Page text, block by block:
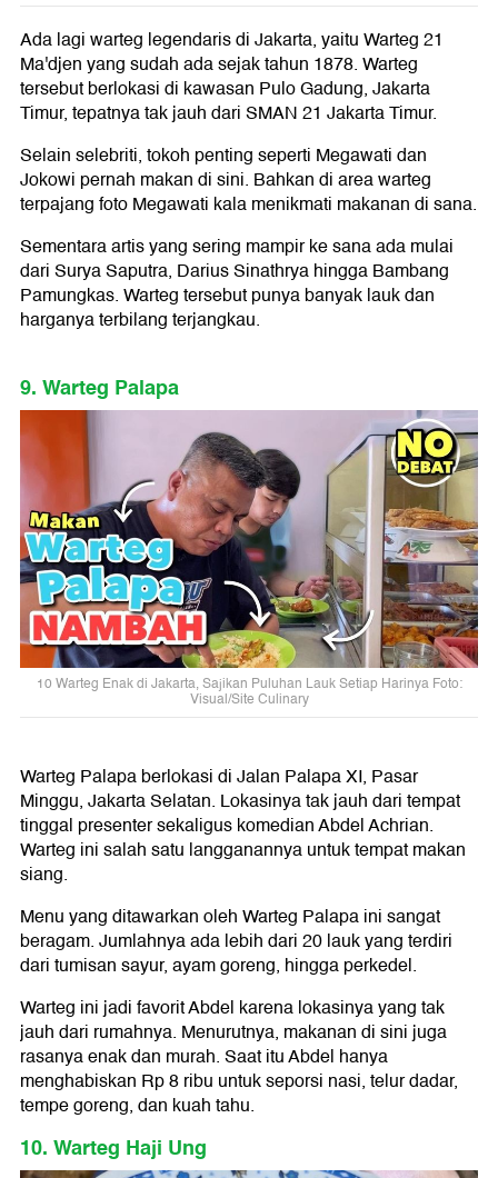
Ada lagi warteg legendaris di Jakarta, yaitu Warteg 21
Ma'djen yang sudah ada sejak tahun 1878. Warteg
tersebut berlokasi di kawasan Pulo Gadung, Jakarta
Timur, tepatnya tak jauh dari SMAN 21 Jakarta Timur.
Selain selebriti, tokoh penting seperti Megawati dan
Jokowi pernah makan di sini. Bahkan di area warteg
terpajang foto Megawati kala menikmati makanan di sana.
Sementara artis yang sering mampir ke sana ada mulai
dari Surya Saputra, Darius Sinathrya hingga Bambang
Pamungkas. Warteg tersebut punya banyak lauk dan
harganya terbilang terjangkau.
9. Warteg Palapa
10 Warteg Enak di Jakarta, Sajikan Puluhan Lauk Setiap Harinya Foto:
Visual/Site Culinary
Warteg Palapa berlokasi di Jalan Palapa XI, Pasar
Minggu, Jakarta Selatan. Lokasinya tak jauh dari tempat
tinggal presenter sekaligus komedian Abdel Achrian.
Warteg ini salah satu langganannya untuk tempat makan
siang.
Menu yang ditawarkan oleh Warteg Palapa ini sangat
beragam. Jumlahnya ada lebih dari 20 lauk yang terdiri
dari tumisan sayur, ayam goreng, hingga perkedel.
Warteg ini jadi favorit Abdel karena lokasinya yang tak
jauh dari rumahnya. Menurutnya, makanan di sini juga
rasanya enak dan murah. Saat itu Abdel hanya
menghabiskan Rp 8 ribu untuk seporsi nasi, telur dadar,
tempe goreng, dan kuah tahu.
10. Warteg Haji Ung